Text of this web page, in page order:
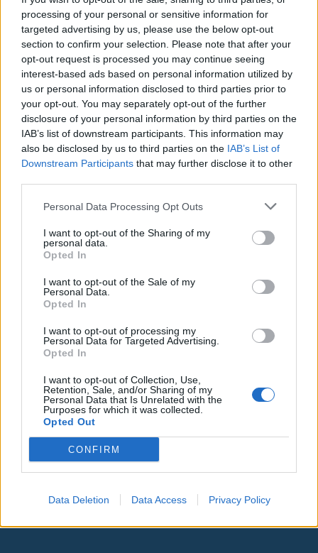
processing of your personal or sensitive information for
targeted advertising by us, please use the below opt-out
section to confirm your selection. Please note that after your
opt-out request is processed you may continue seeing
interest-based ads based on personal information utilized by
us or personal information disclosed to third parties prior to
your opt-out. You may separately opt-out of the further
disclosure of your personal information by third parties on the
IAB’s list of downstream participants. This information may
also be disclosed by us to third parties on the IAB’s List of
Downstream Participants that may further disclose it to other
Personal Data Processing Opt Outs
I want to opt-out of the Sharing of my
personal data.
Opted In
I want to opt-out of the Sale of my
Personal Data.
Opted In
I want to opt-out of processing my
Personal Data for Targeted Advertising.
Opted In
I want to opt-out of Collection, Use,
Retention, Sale, and/or Sharing of my
Personal Data that Is Unrelated with the
Purposes for which it was collected.
Opted Out
CONFIRM
Data Deletion Data Access Privacy Policy
00:00
Leonardo Maria Del Vecchio dall'ex compagna